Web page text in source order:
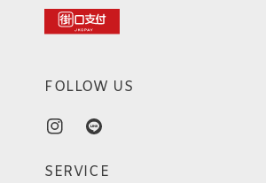
FOLLOW US
SERVICE